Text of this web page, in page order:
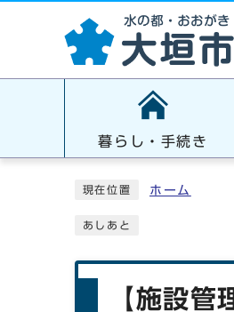
暮らし・手続き
現在位置 ホーム
あしあと
【施設